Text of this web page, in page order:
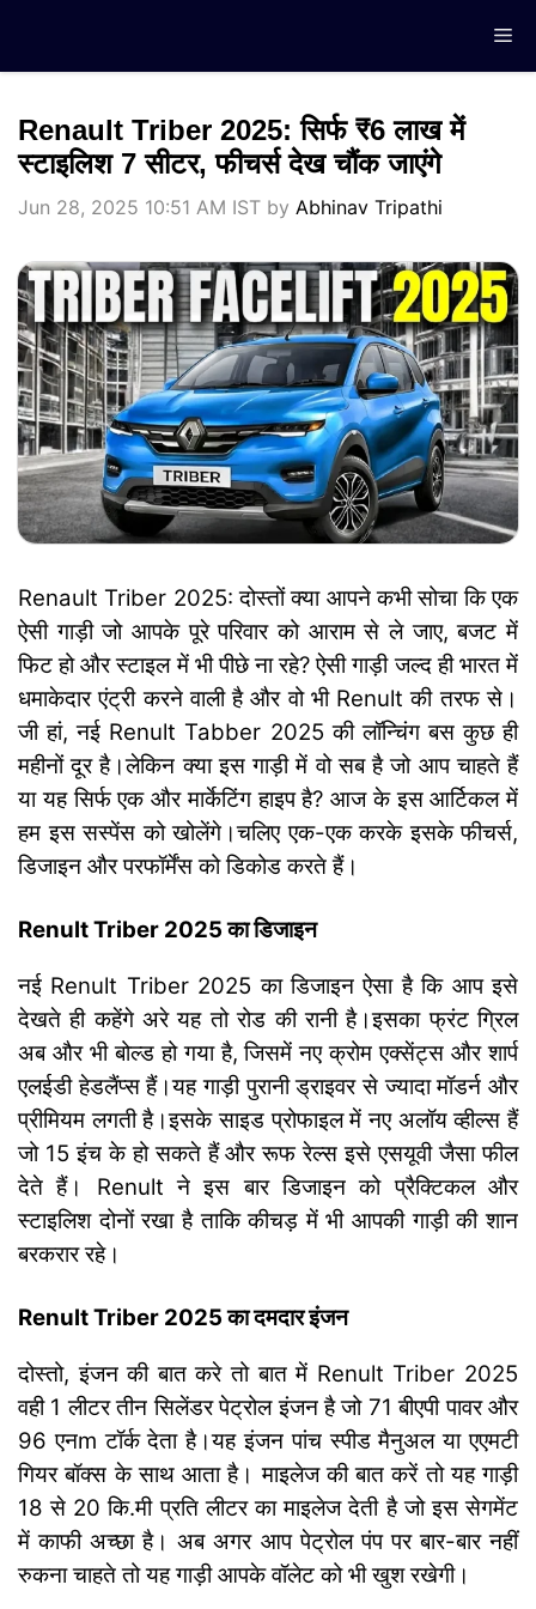
content
Renault Triber 2025: सिर्फ ₹6 लाख में
स्टाइलिश 7 सीटर, फीचर्स देख चौंक जाएंगे
Jun 28, 2025 10:51 AM IST by Abhinav Tripathi
Renault Triber 2025: दोस्तों क्या आपने कभी सोचा कि एक
ऐसी गाड़ी जो आपके पूरे परिवार को आराम से ले जाए, बजट में
फिट हो और स्टाइल में भी पीछे ना रहे? ऐसी गाड़ी जल्द ही भारत में
धमाकेदार एंट्री करने वाली है और वो भी Renult की तरफ से।
जी हां, नई Renult Tabber 2025 की लॉन्चिंग बस कुछ ही
महीनों दूर है।लेकिन क्या इस गाड़ी में वो सब है जो आप चाहते हैं
या यह सिर्फ एक और मार्केटिंग हाइप है? आज के इस आर्टिकल में
हम इस सस्पेंस को खोलेंगे।चलिए एक-एक करके इसके फीचर्स,
डिजाइन और परफॉर्मेंस को डिकोड करते हैं।
Renult Triber 2025 का डिजाइन
नई Renult Triber 2025 का डिजाइन ऐसा है कि आप इसे
देखते ही कहेंगे अरे यह तो रोड की रानी है।इसका फ्रंट ग्रिल
अब और भी बोल्ड हो गया है, जिसमें नए क्रोम एक्सेंट्स और शार्प
एलईडी हेडलैंप्स हैं।यह गाड़ी पुरानी ड्राइवर से ज्यादा मॉडर्न और
प्रीमियम लगती है।इसके साइड प्रोफाइल में नए अलॉय व्हील्स हैं
जो 15 इंच के हो सकते हैं और रूफ रेल्स इसे एसयूवी जैसा फील
देते हैं। Renult ने इस बार डिजाइन को प्रैक्टिकल और
स्टाइलिश दोनों रखा है ताकि कीचड़ में भी आपकी गाड़ी की शान
बरकरार रहे।
Renult Triber 2025 का दमदार इंजन
दोस्तो, इंजन की बात करे तो बात में Renult Triber 2025
वही 1 लीटर तीन सिलेंडर पेट्रोल इंजन है जो 71 बीएपी पावर और
96 एनm टॉर्क देता है।यह इंजन पांच स्पीड मैनुअल या एएमटी
गियर बॉक्स के साथ आता है। माइलेज की बात करें तो यह गाड़ी
18 से 20 कि.मी प्रति लीटर का माइलेज देती है जो इस सेगमेंट
में काफी अच्छा है। अब अगर आप पेट्रोल पंप पर बार-बार नहीं
रुकना चाहते तो यह गाड़ी आपके वॉलेट को भी खुश रखेगी।